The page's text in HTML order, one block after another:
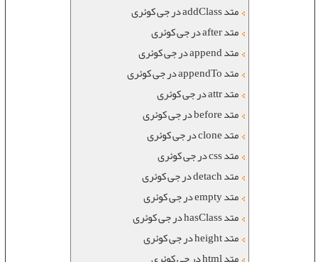
متد addClass در جی کوئری
متد after در جی کوئری
متد append در جی کوئری
متد appendTo در جی کوئری
متد attr در جی کوئری
متد before در جی کوئری
متد clone در جی کوئری
متد css در جی کوئری
متد detach در جی کوئری
متد empty در جی کوئری
متد hasClass در جی کوئری
متد height در جی کوئری